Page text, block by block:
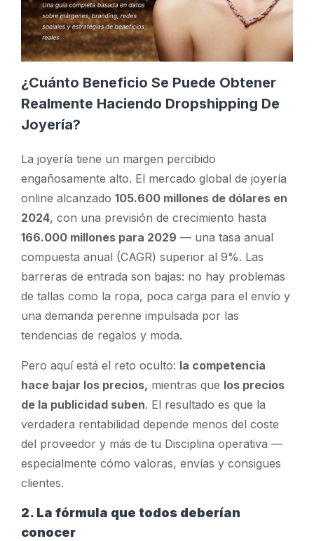
¿Cuánto Beneficio Se Puede Obtener
Realmente Haciendo Dropshipping De
Joyería?
La joyería tiene un margen percibido
engañosamente alto. El mercado global de joyería
online alcanzado 105.600 millones de dólares en
2024, con una previsión de crecimiento hasta
166.000 millones para 2029 — una tasa anual
compuesta anual (CAGR) superior al 9%. Las
barreras de entrada son bajas: no hay problemas
de tallas como la ropa, poca carga para el envío y
una demanda perenne impulsada por las
tendencias de regalos y moda.
Pero aquí está el reto oculto: la competencia
hace bajar los precios, mientras que los precios
de la publicidad suben. El resultado es que la
verdadera rentabilidad depende menos del coste
del proveedor y más de tu Disciplina operativa —
especialmente cómo valoras, envías y consigues
clientes.
2. La fórmula que todos deberían
conocer